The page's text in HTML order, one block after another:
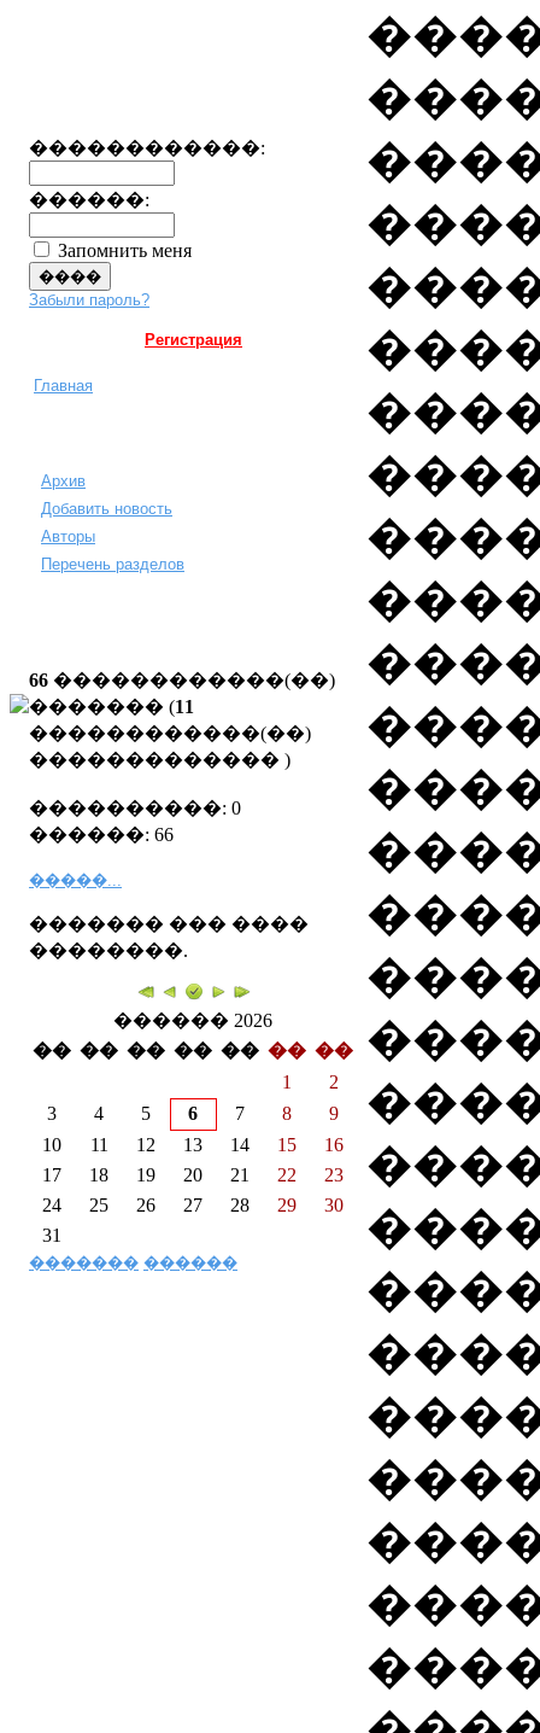
������������:
������:
Запомнить меня
Забыли пароль?
Регистрация
Главная
Архив
Добавить новость
Авторы
Перечень разделов
66 ������������(��)
������� (11
������������(��)
������������� )
����������: 0
������: 66
�����...
������� ��� ����
��������.
������ 2026
�� �� �� �� �� �� ��
1
2
3
4 5 6 7 8
9
10
11 12 13 14 15
16
17
18 19 20 21 22
23
24
25 26 27 28 29
30
31
������� ������